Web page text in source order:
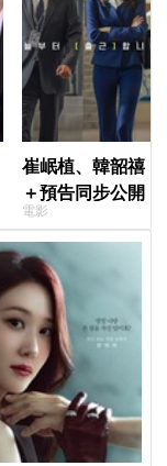
崔岷植、韓韶禧
＋預告同步公開
美女CEO
電影